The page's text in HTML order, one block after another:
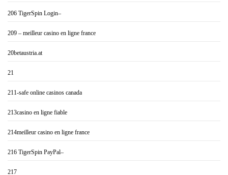
206 TigerSpin Login–
209 – meilleur casino en ligne france
20betaustria.at
21
211-safe online casinos canada
213casino en ligne fiable
214meilleur casino en ligne france
216 TigerSpin PayPal–
217